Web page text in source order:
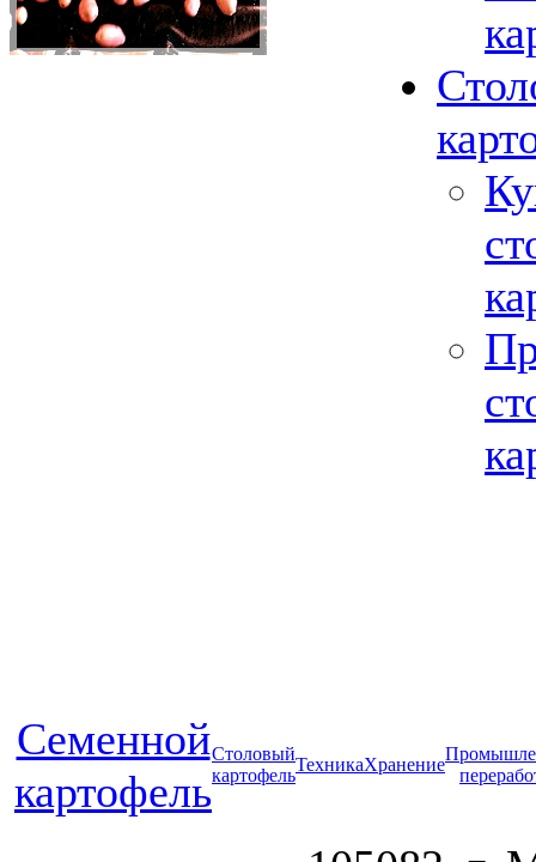
Cеменной
картофель
Столовый
картофель
ТехникаХранение